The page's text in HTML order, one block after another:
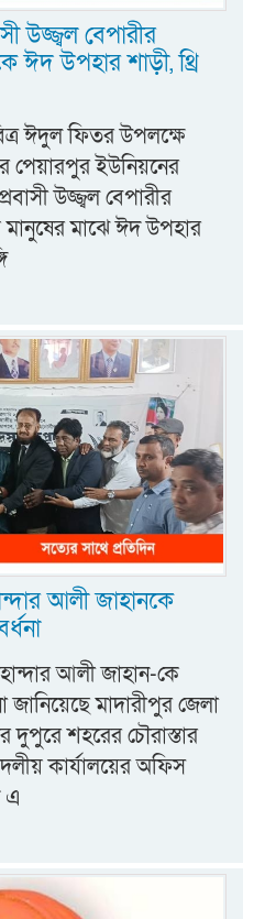
উজ্জ্বল বেপারীর
ঈদ উপহার শাড়ী, থ্রি
ঈদুল ফিতর উপলক্ষে
পেয়ারপুর ইউনিয়নের
উজ্জ্বল বেপারীর
মাঝে ঈদ উপহার
আলী জাহানকে
আলী জাহান-কে
মাদারীপুর জেলা
দুপুরে শহরের চৌরাস্তার
কার্যালয়ের অফিস
এ